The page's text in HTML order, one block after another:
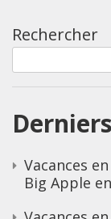
Rechercher
Vacances
Big Apple